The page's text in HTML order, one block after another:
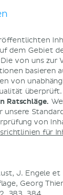
dem Gebiet
von uns zur
basieren
von
überprüft.
Ratschläge.
von
für
J. Engele et
Georg